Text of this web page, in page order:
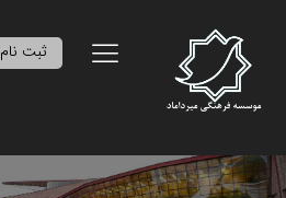
ثبت نام